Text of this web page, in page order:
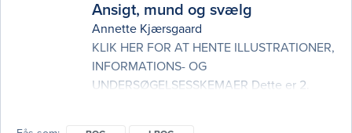
Ansigt, mund og svælg
Annette Kjærsgaard
KLIK HER FOR AT HENTE ILLUSTRATIONER,
INFORMATIONS- OG
UNDERSØGELSESSKEMAER Dette er 2.